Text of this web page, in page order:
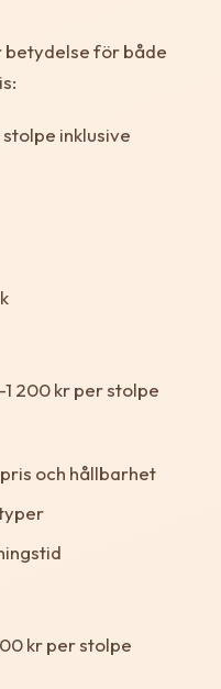
betydelse för både
inklusive
200 kr per stolpe
och hållbarhet
kr per stolpe